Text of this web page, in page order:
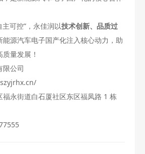
主可控”，永佳润以技术创新、品质过
能源汽车电子国产化注入核心动力，助
量发展！
限公司
永街道白石厦社区东区福凤路 1 栋